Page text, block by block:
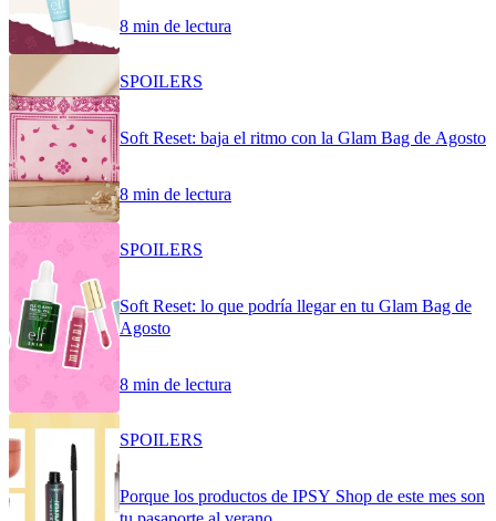
8 min de lectura
SPOILERS
Soft Reset: baja el ritmo con la Glam Bag de Agosto
8 min de lectura
SPOILERS
Soft Reset: lo que podría llegar en tu Glam Bag de
Agosto
8 min de lectura
SPOILERS
Porque los productos de IPSY Shop de este mes son